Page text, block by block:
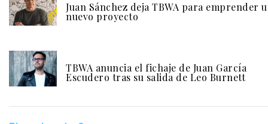
Juan Sánchez deja TBWA para emprender
nuevo proyecto
TBWA anuncia el fichaje de Juan García
Escudero tras su salida de Leo Burnett